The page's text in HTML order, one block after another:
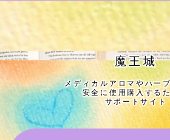
【最新】クイズと花の部屋
★全種/アロマハーブスパイス基
イズ＆プチ辞典
★アロマ検定＋αクイズ
★アロマハーブ傾向チェック
魔王城
メディカルアロマやハー
安全に使用購入する
サポートサイト